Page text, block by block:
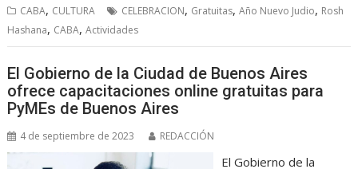
CABA, CULTURA CELEBRACION, Gratuitas,Año Nuevo Judio, Rosh
Hashana, CABA,Actividades
El Gobierno de la Ciudad de Buenos Aires
ofrece capacitaciones online gratuitas para
PyMEs de Buenos Aires
4 de septiembre de 2023 REDACCIÓN
El Gobierno de la